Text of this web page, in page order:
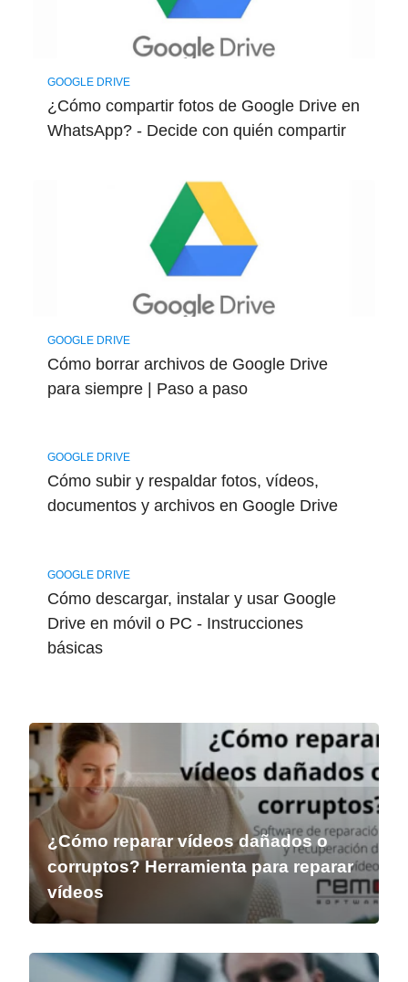
GOOGLE DRIVE
¿Cómo compartir fotos de Google Drive en
WhatsApp? - Decide con quién compartir
GOOGLE DRIVE
Cómo borrar archivos de Google Drive
para siempre | Paso a paso
GOOGLE DRIVE
Cómo subir y respaldar fotos, vídeos,
documentos y archivos en Google Drive
GOOGLE DRIVE
Cómo descargar, instalar y usar Google
Drive en móvil o PC - Instrucciones
básicas
¿Cómo reparar vídeos dañados o
corruptos? Herramienta para reparar
vídeos